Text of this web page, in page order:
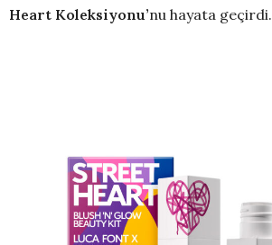
Heart Koleksiyonu’nu hayata geçirdi.